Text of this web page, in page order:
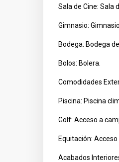
Sala de Cine: Sala
Gimnasio:
Bodega: Bodega
Bolos: Bolera.
Comodidades
Piscina: Piscina
Golf: Acceso a
Equitación:
Acabados